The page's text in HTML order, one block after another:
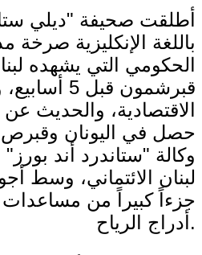
أطلقت صحيفة "ديلي ستار"
باللغة الإنكليزية
الحكومي التي يشهده
قبرشمون قبل
الاقتصادية، والحديث عن
حصل في اليونان وقبرص،
وكالة "ستاندرد أند
لبنان الائتماني، وسط
جزءاً كبيراً من
أدراج الرياح.